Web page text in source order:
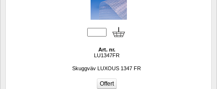
Art. nr.
LU1347FR
Skuggväv LUXOUS 1347 FR